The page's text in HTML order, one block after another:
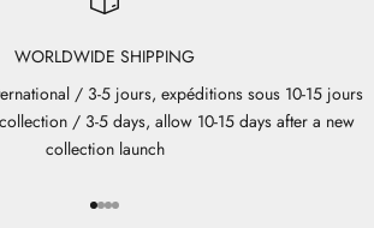
WORLDWIDE SHIPPING
/ 3-5 jours, expéditions sous 10-15 jours
/ 3-5 days, allow 10-15 days after a new
collection launch
Aller à l'élément 1
Aller à l'élément 2
Aller à l'élément 3
Aller à l'élément 4